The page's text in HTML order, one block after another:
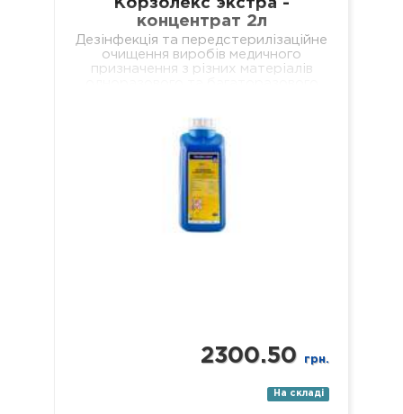
Корзолекс экстра -
концентрат 2л
Дезінфекція та передстерилізаційне
очищення виробів медичного
призначення з різних матеріалів
стоматологічні (в т.ч. ендодонтичні
та обертові з…
2300.50 грн.
На складі